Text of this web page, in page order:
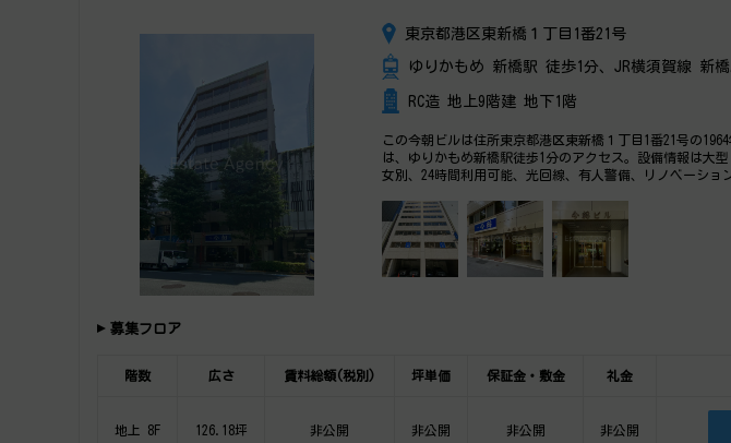
東京都港区東新橋１丁目1番21号
ゆりかもめ 新橋駅 徒歩1分、JR横須賀線 新
RC造 地上9階建 地下1階
この今朝ビルは住所東京都港区東新橋１丁目1番21号の
は、ゆりかもめ新橋駅徒歩1分のアクセス。設備情報は大
女別、24時間利用可能、光回線、有人警備、リノベーショ
下さい。
募集フロア
階数 広さ 賃料総額(税別) 坪単価 保証金・敷金 礼金
地上 8F 126.18坪 非公開 非公開 非公開 非公開